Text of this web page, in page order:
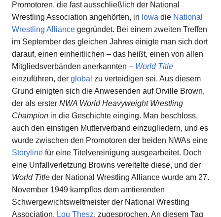
Promotoren, die fast ausschließlich der National
Wrestling Association angehörten, in Iowa die National
Wrestling Alliance gegründet. Bei einem zweiten Treffen
im September des gleichen Jahres einigte man sich dort
darauf, einen einheitlichen – das heißt, einen von allen
Mitgliedsverbänden anerkannten – World Title
einzuführen, der global zu verteidigen sei. Aus diesem
Grund einigten sich die Anwesenden auf Orville Brown,
der als erster NWA World Heavyweight Wrestling
Champion in die Geschichte einging. Man beschloss,
auch den einstigen Mutterverband einzugliedern, und es
wurde zwischen den Promotoren der beiden NWAs eine
Storyline für eine Titelvereinigung ausgearbeitet. Doch
eine Unfallverletzung Browns vereitelte diese, und der
World Title der National Wrestling Alliance wurde am 27.
November 1949 kampflos dem amtierenden
Schwergewichtsweltmeister der National Wrestling
Association, Lou Thesz, zugesprochen. An diesem Tag